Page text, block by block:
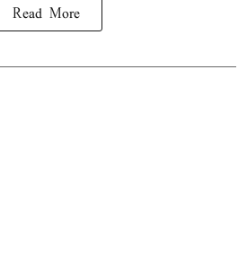
Read More